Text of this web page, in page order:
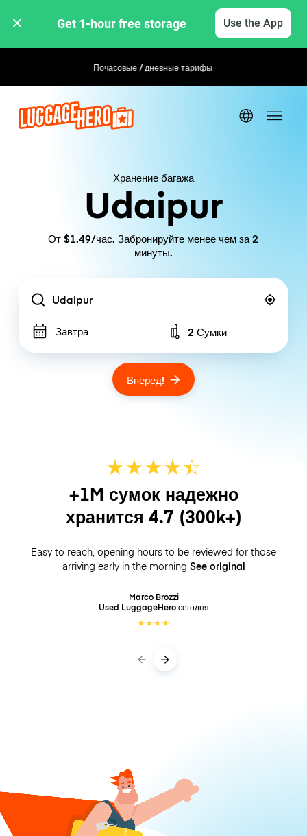
Get 1-hour free storage Use the App
Почасовые / дневные тарифы Гибкое бронирование
Хранение багажа
Udaipur
От $1.49/час. Забронируйте менее чем за 2
минуты.
Location
Завтра Number of bags
2 Сумки
Вперед!
★★★★☆
★
+1M сумок надежно
хранится 4.7 (300k+)
Easy to reach, opening hours to be reviewed for those
arriving early in the morning See original
Marco Brozzi
Used LuggageHeroсегодня
★★★★